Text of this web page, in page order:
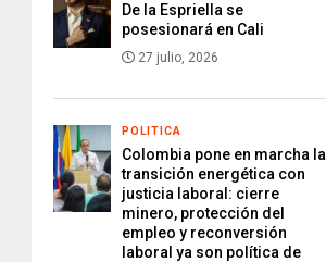
De la Espriella se
posesionará en Cali
27 julio, 2026
POLITICA
Colombia pone en marcha la
transición energética con
justicia laboral: cierre
minero, protección del
empleo y reconversión
laboral ya son política de